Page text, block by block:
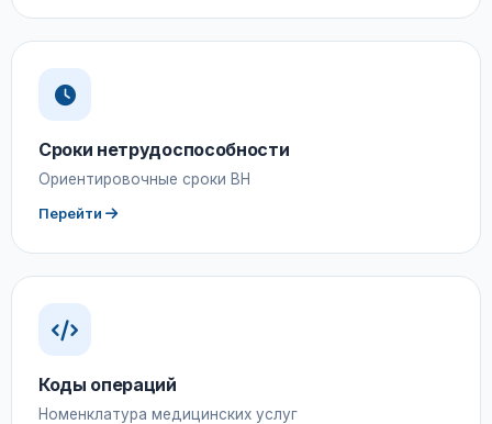
Сроки нетрудоспособности
Ориентировочные сроки ВН
Перейти
Коды операций
Номенклатура медицинских услуг